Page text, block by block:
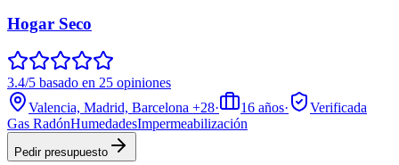
Hogar Seco
3.4/5 basado en 25 opiniones
Valencia, Madrid, Barcelona +28· 16 años·
Verificada
Gas RadónHumedadesImpermeabilización
Pedir presupuesto